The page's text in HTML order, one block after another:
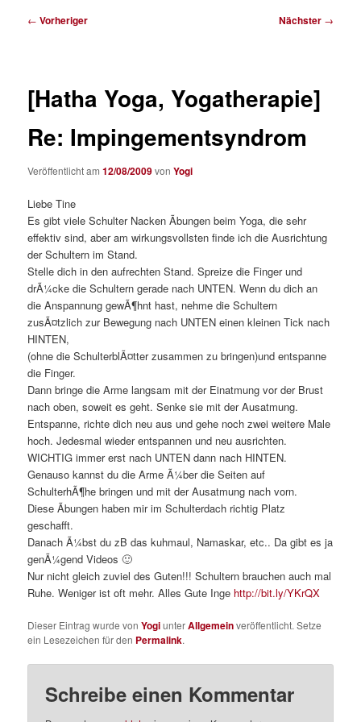
Beitragsnavigation
← Vorheriger Nächster →
[Hatha Yoga, Yogatherapie]
Re: Impingementsyndrom
Veröffentlicht am12/08/2009vonYogi
Liebe Tine
Es gibt viele Schulter Nacken Ãbungen beim Yoga, die sehr
effektiv sind, aber am wirkungsvollsten finde ich die Ausrichtung
der Schultern im Stand.
Stelle dich in den aufrechten Stand. Spreize die Finger und
drÃ¼cke die Schultern gerade nach UNTEN. Wenn du dich an
die Anspannung gewÃ¶hnt hast, nehme die Schultern
zusÃ¤tzlich zur Bewegung nach UNTEN einen kleinen Tick nach
HINTEN,
(ohne die SchulterblÃ¤tter zusammen zu bringen)und entspanne
die Finger.
Dann bringe die Arme langsam mit der Einatmung vor der Brust
nach oben, soweit es geht. Senke sie mit der Ausatmung.
Entspanne, richte dich neu aus und gehe noch zwei weitere Male
hoch. Jedesmal wieder entspannen und neu ausrichten.
WICHTIG immer erst nach UNTEN dann nach HINTEN.
Genauso kannst du die Arme Ã¼ber die Seiten auf
SchulterhÃ¶he bringen und mit der Ausatmung nach vorn.
Diese Ãbungen haben mir im Schulterdach richtig Platz
geschafft.
Danach Ã¼bst du zB das kuhmaul, Namaskar, etc.. Da gibt es ja
genÃ¼gend Videos 🙂
Nur nicht gleich zuviel des Guten!!! Schultern brauchen auch mal
Ruhe. Weniger ist oft mehr. Alles Gute Inge http://bit.ly/YKrQX
Dieser Eintrag wurde vonYogiunterAllgemeinveröffentlicht. Setze
ein Lesezeichen für den Permalink.
Schreibe einen Kommentar